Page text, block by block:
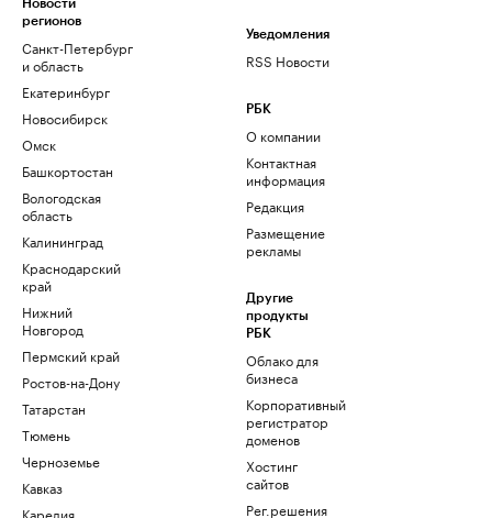
Новости
регионов
Санкт-Петербург
и область
Екатеринбург
Новосибирск
Омск
Башкортостан
Вологодская
область
Калининград
Краснодарский
край
Нижний
Новгород
Пермский край
Ростов-на-Дону
Татарстан
Тюмень
Черноземье
Кавказ
Карелия
Уведомления
RSS Новости
РБК
О компании
Контактная
информация
Редакция
Размещение
рекламы
Другие
продукты
РБК
Облако для
бизнеса
Корпоративный
регистратор
доменов
Хостинг
сайтов
Рег.решения